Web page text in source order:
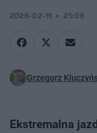
2026-02-11 21:06
Grzegorz
Ekstremalna